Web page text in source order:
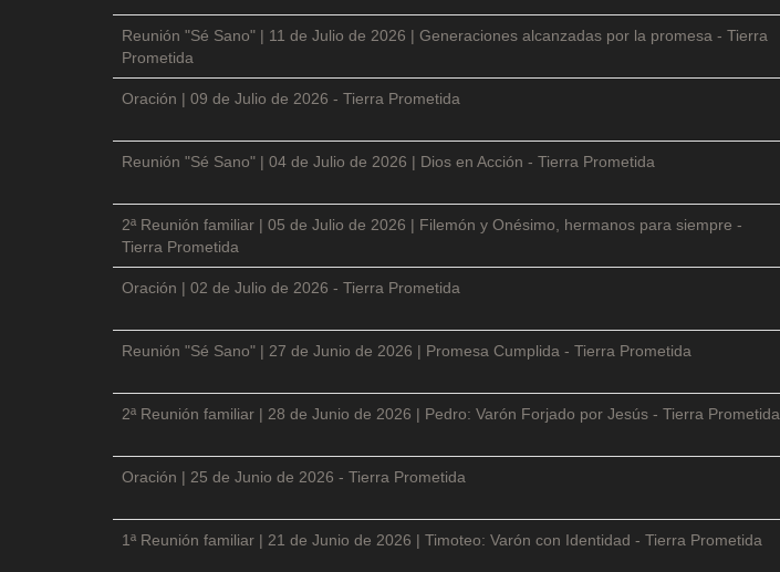
Reunión "Sé Sano" | 11 de Julio de 2026 | Generaciones alcanzadas por la promesa - Tierra
Prometida
Oración | 09 de Julio de 2026 - Tierra Prometida
Reunión "Sé Sano" | 04 de Julio de 2026 | Dios en Acción - Tierra Prometida
2ª Reunión familiar | 05 de Julio de 2026 | Filemón y Onésimo, hermanos para siempre -
Tierra Prometida
Oración | 02 de Julio de 2026 - Tierra Prometida
Reunión "Sé Sano" | 27 de Junio de 2026 | Promesa Cumplida - Tierra Prometida
2ª Reunión familiar | 28 de Junio de 2026 | Pedro: Varón Forjado por Jesús - Tierra Prometida
Oración | 25 de Junio de 2026 - Tierra Prometida
1ª Reunión familiar | 21 de Junio de 2026 | Timoteo: Varón con Identidad - Tierra Prometida